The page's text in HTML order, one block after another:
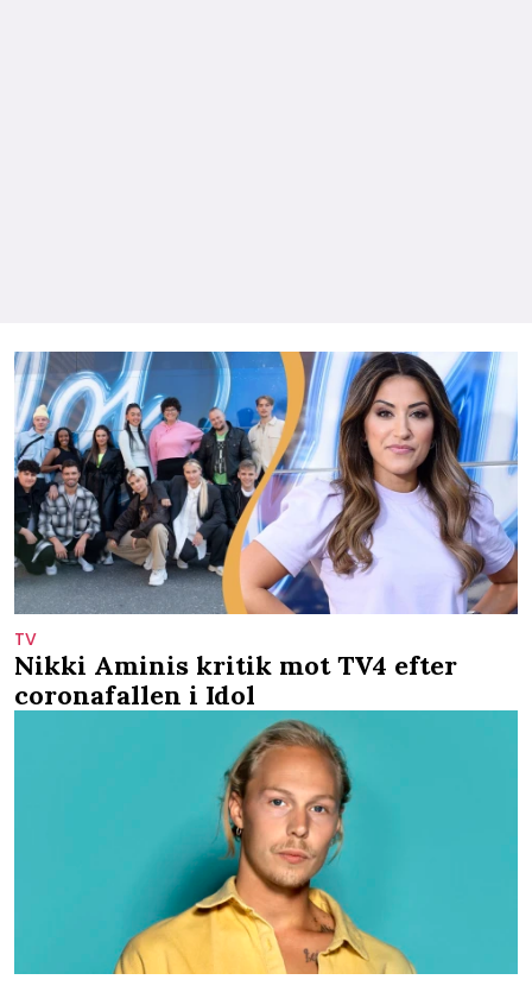
TV
Nikki Aminis kritik mot TV4 efter
coronafallen i Idol